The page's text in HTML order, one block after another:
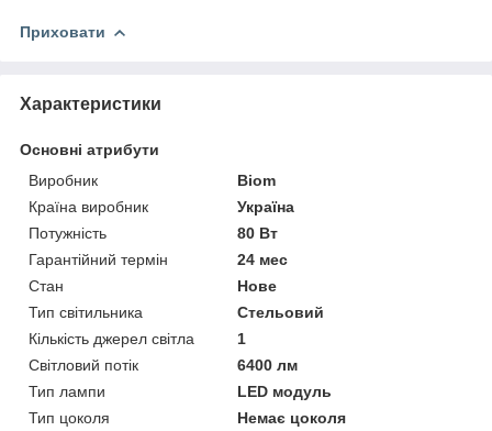
Приховати
Характеристики
Основні атрибути
Виробник
Biom
Країна виробник
Україна
Потужність
80 Вт
Гарантійний термін
24 мес
Стан
Нове
Тип світильника
Стельовий
Кількість джерел світла
1
Світловий потік
6400 лм
Тип лампи
LED модуль
Тип цоколя
Немає цоколя